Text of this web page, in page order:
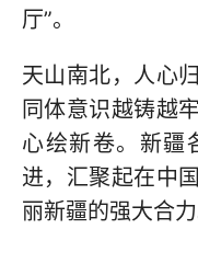
厅”。
天山南北，人心
同体意识越铸越
心绘新卷。新疆
进，汇聚起在中
丽新疆的强大合